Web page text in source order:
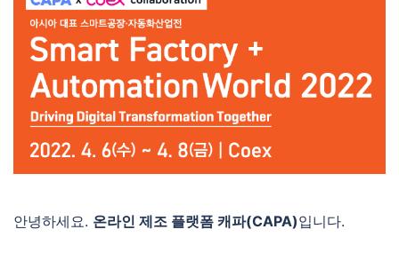
안녕하세요. 온라인 제조 플랫폼 캐파(CAPA)입니다.